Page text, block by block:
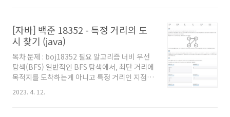
분이나, 백준에서 자바로 풀 때의 팁을 원하시는
분들도 보시는걸 추천드립니다. 풀이 혹시 BFS
에 대해 모른다면 '이 글'을 참고해보자. 최단거리
를 찾는게 아닌데 BFS를 사용하는 이유는, '1초
에 한 칸씩 각 줄의 첫 칸이 사라진다' 라는 부분
에서 초가 결국 거리라고 생각하면 편하게 처리
+1지점, -1지점, 다..
[자바] 백준 18352 - 특정 거리의 도
시 찾기 (java)
목차 문제 : boj18352 필요 알고리즘 너비 우선
탐색(BFS) 일반적인 BFS 탐색에서, 최단 거리에
목적지를 도착하는게 아니고 특정 거리인 지점을
함수에 로직을 직접 작성하지 않았는지, 왜
2023. 4. 12.